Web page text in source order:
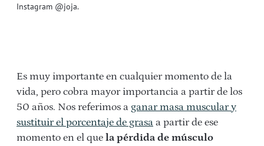
Instagram @joja.
Es muy importante en cualquier momento de la
vida, pero cobra mayor importancia a partir de los
50 años. Nos referimos a ganar masa muscular y
sustituir el porcentaje de grasa a partir de ese
momento en el que la pérdida de músculo